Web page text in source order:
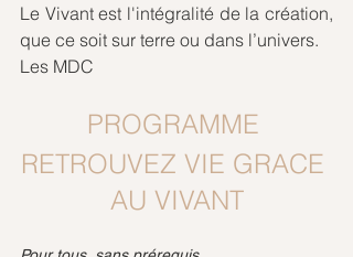
Le Vivant est l'intégralité de la création,
que ce soit sur terre ou dans l’univers.
Les MDC
PROGRAMME
RETROUVEZ VIE GRACE
AU VIVANT